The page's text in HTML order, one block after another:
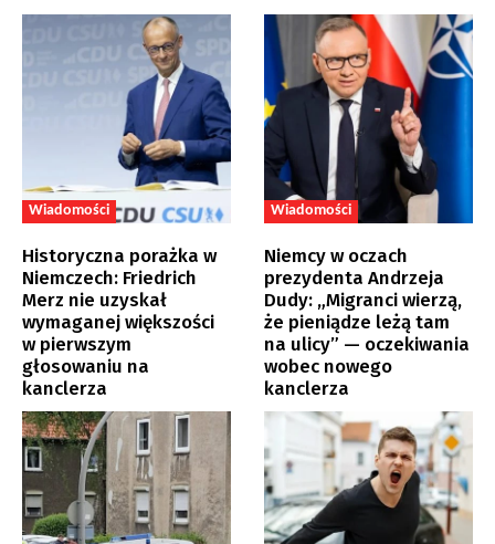
Wiadomości
Historyczna porażka w
Niemczech: Friedrich
Merz nie uzyskał
wymaganej większości
w pierwszym
głosowaniu na
kanclerza
Wiadomości
Niemcy w oczach
prezydenta Andrzeja
Dudy: „Migranci wierzą,
że pieniądze leżą tam
na ulicy” — oczekiwania
wobec nowego
kanclerza